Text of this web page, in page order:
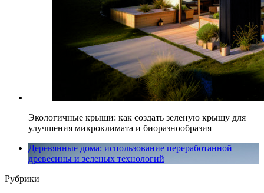
Экологичные крыши: как создать зеленую крышу для
улучшения микроклимата и биоразнообразия
Деревянные дома: использование переработанной
древесины и зеленых технологий
Рубрики